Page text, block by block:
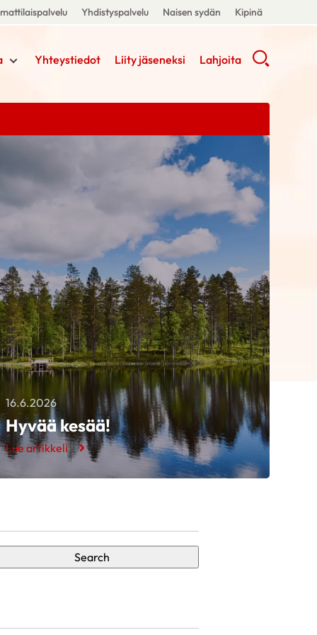
Yhdistyspalvelu Naisen sydän Kipinä
Yhteystiedot Liity jäseneksi Lahjoita
16.6.2026
Hyvää kesää!
Lue artikkeli
Search